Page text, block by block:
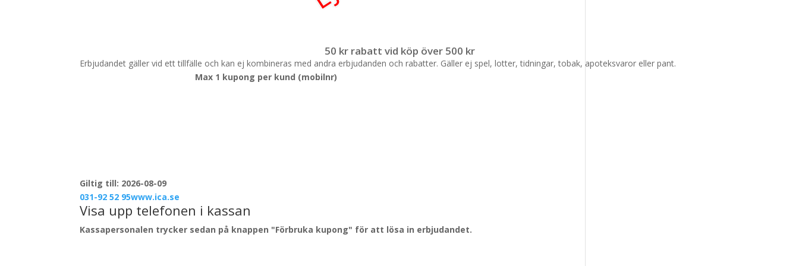
50 kr rabatt vid köp över 500 kr
Erbjudandet gäller vid ett tillfälle och kan ej kombineras med andra erbjudanden och rabatter. Gäller ej spel, lotter, tidningar, tobak, apoteksvaror eller pant.
Max 1 kupong per kund (mobilnr)
Giltig till: 2026-08-09
031-92 52 95www.ica.se
Visa upp telefonen i kassan
Kassapersonalen trycker sedan på knappen "Förbruka kupong" för att lösa in erbjudandet.